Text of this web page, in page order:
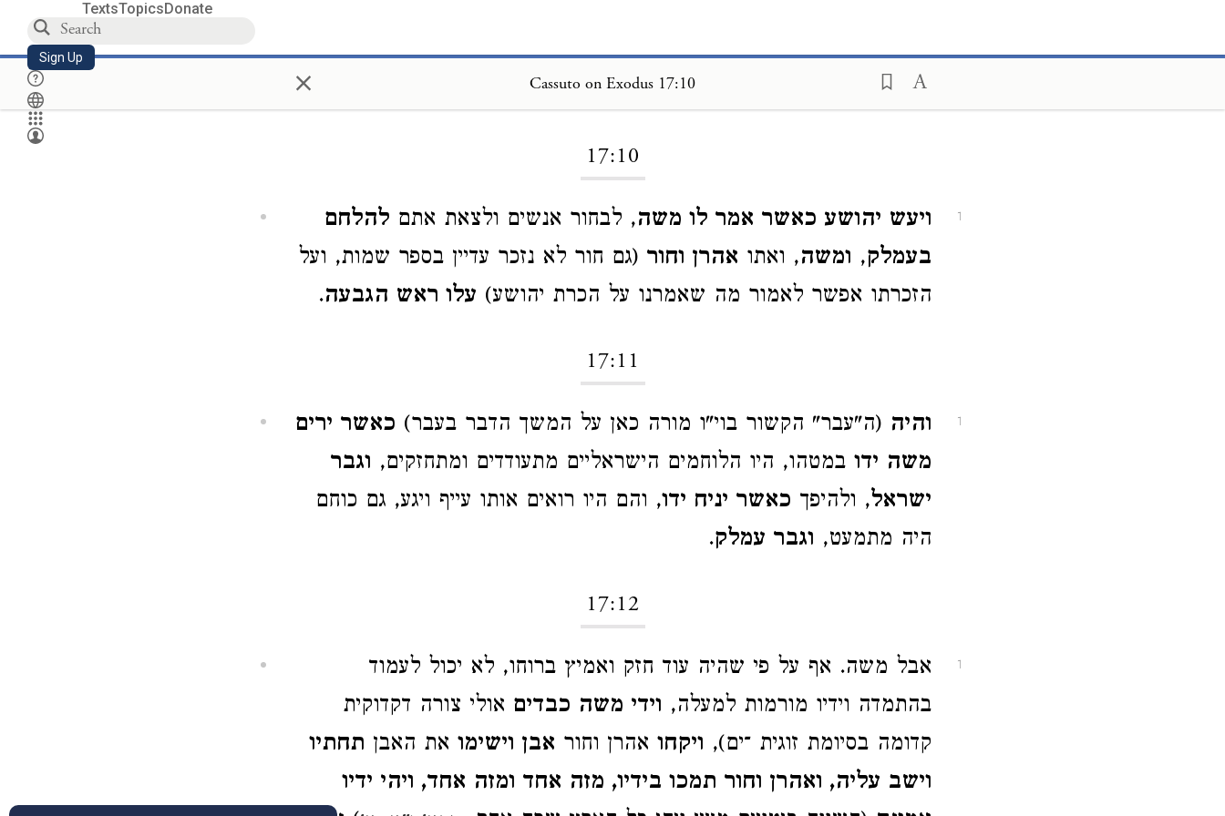
TextsTopicsDonate
Sign Up × Cassuto on Exodus 17:10
17:10
1 ויעש יהושע כאשר אמר לו משה, לבחור אנשים ולצאת אתם להלחם
בעמלק, ומשה, ואתו אהרן וחור (גם חור לא נזכר עדיין בספר שמות, ועל
הזכרתו אפשר לאמור מה שאמרנו על הכרת יהושע) עלו ראש הגבעה.
17:11
1 והיה (ה"עבר" הקשור בוי"ו מורה כאן על המשך הדבר בעבר) כאשר ירים
משה ידו במטהו, היו הלוחמים הישראליים מתעודדים ומתחזקים, וגבר
ישראל, ולהיפך כאשר יניח ידו, והם היו רואים אותו עייף ויגע, גם כוחם
היה מתמעט, וגבר עמלק.
17:12
1
אבל משה. אף על פי שהיה עוד חזק ואמיץ ברוחו, לא יכול לעמוד
בהתמדה וידיו מורמות למעלה, וידי משה כבדים אולי צורה דקדוקית
קדומה בסיומת זוגית ־ים), ויקחו אהרן וחור אבן וישימו את האבן תחתיו
וישב עליה, ואהרן וחור תמכו בידיו, מזה אחד ומזה אחד, ויהי ידיו